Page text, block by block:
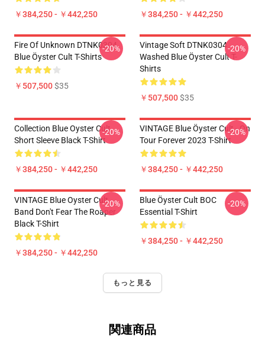
￥384,250 - ￥442,250 ￥384,250 - ￥442,250
Fire Of Unknown DTNK0304
Blue Öyster Cult T-Shirts
￥507,500$35
-20%
Vintage Soft DTNK0304
Washed Blue Öyster Cult T-
Shirts
￥507,500$35
-20%
Collection Blue Oyster Cult
Short Sleeve Black T-Shirt
￥384,250 - ￥442,250
-20%
VINTAGE Blue Öyster Cult - On
Tour Forever 2023 T-Shirt
￥384,250 - ￥442,250
-20%
VINTAGE Blue Oyster Cult
Band Don't Fear The Roaper
Black T-Shirt
￥384,250 - ￥442,250
-20%
Blue Öyster Cult BOC
Essential T-Shirt
￥384,250 - ￥442,250
-20%
もっと見る
関連商品